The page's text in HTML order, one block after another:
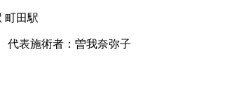
町田駅
表施術者：曽我奈弥子